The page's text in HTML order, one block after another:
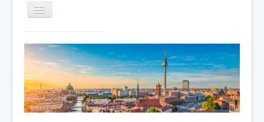
WER WIR SIND
GOTTESDIENST
PREDIGTEN
KONTAKT